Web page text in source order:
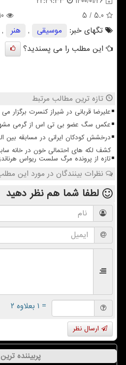
5.0
/ 5
تگهای خبر:
موسیقی , هنر ,
این مطلب را می پسندید؟
تازه ترین مطالب مرتبط
علیرضا قربانی در شیراز کنسرت برگزار می
عکس سگ عضو بی تی اس از گرمی
درخشش کودکان ایرانی در مسابقه بین
کشف لکه های احتمالی خون در خانه
تازه از پرونده مرگ سلست ریواس
نظرات بینندگان در مورد این
لطفا شما همنظر دهید
= ۱ بعلاوه ۲
ارسال نظر
پربیننده